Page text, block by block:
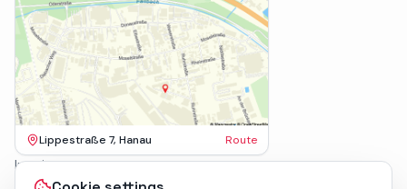
Lippestraße 7, Hanau Route
Imprint
Terms & Conditions